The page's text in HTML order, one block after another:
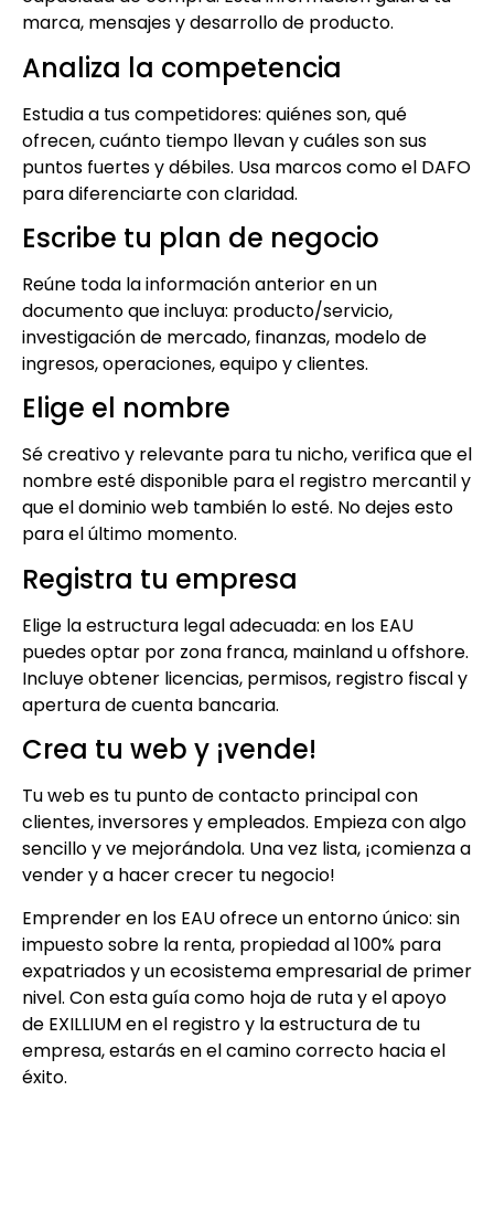
marca, mensajes y desarrollo de producto.
Analiza la competencia
Estudia a tus competidores: quiénes son, qué
ofrecen, cuánto tiempo llevan y cuáles son sus
puntos fuertes y débiles. Usa marcos como el DAFO
para diferenciarte con claridad.
Escribe tu plan de negocio
Reúne toda la información anterior en un
documento que incluya: producto/servicio,
investigación de mercado, finanzas, modelo de
ingresos, operaciones, equipo y clientes.
Elige el nombre
Sé creativo y relevante para tu nicho, verifica que el
nombre esté disponible para el registro mercantil y
que el dominio web también lo esté. No dejes esto
para el último momento.
Registra tu empresa
Elige la estructura legal adecuada: en los EAU
puedes optar por zona franca, mainland u offshore.
Incluye obtener licencias, permisos, registro fiscal y
apertura de cuenta bancaria.
Crea tu web y ¡vende!
Tu web es tu punto de contacto principal con
clientes, inversores y empleados. Empieza con algo
sencillo y ve mejorándola. Una vez lista, ¡comienza a
vender y a hacer crecer tu negocio!
Emprender en los EAU ofrece un entorno único: sin
impuesto sobre la renta, propiedad al 100% para
expatriados y un ecosistema empresarial de primer
nivel. Con esta guía como hoja de ruta y el apoyo
de EXILLIUM en el registro y la estructura de tu
empresa, estarás en el camino correcto hacia el
éxito.